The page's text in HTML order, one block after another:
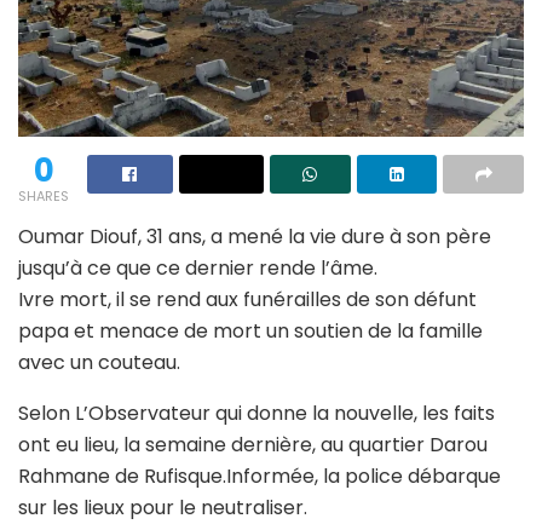
0
SHARES
Oumar Diouf, 31 ans, a mené la vie dure à son père
jusqu’à ce que ce dernier rende l’âme.
Ivre mort, il se rend aux funérailles de son défunt
papa et menace de mort un soutien de la famille
avec un couteau.
Selon L’Observateur qui donne la nouvelle, les faits
ont eu lieu, la semaine dernière, au quartier Darou
Rahmane de Rufisque.Informée, la police débarque
sur les lieux pour le neutraliser.